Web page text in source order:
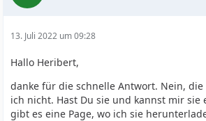
13. Juli 2022 um 09:28
Hallo Heribert,
danke für die schnelle Antwort. Nein,
ich nicht. Hast Du sie und kannst mir sie
gibt es eine Page, wo ich sie